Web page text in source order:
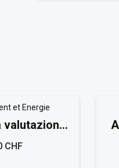
et Energie
valutazione
ISO 14021
CHF